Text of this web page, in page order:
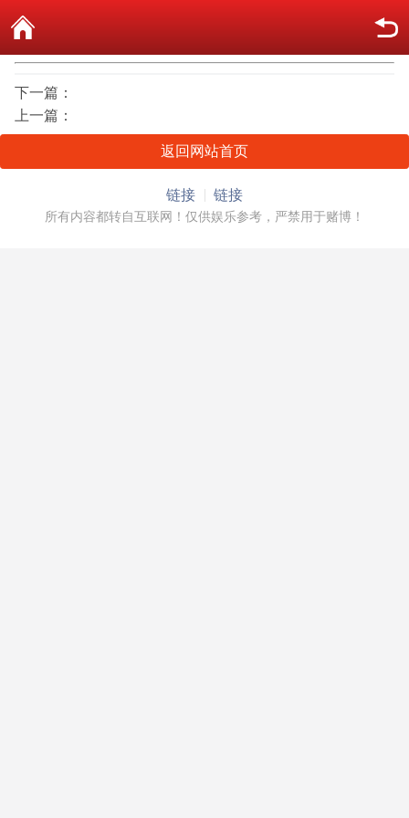
下一篇：
上一篇：
返回网站首页
链接 链接
所有内容都转自互联网！仅供娱乐参考，严禁用于赌博！